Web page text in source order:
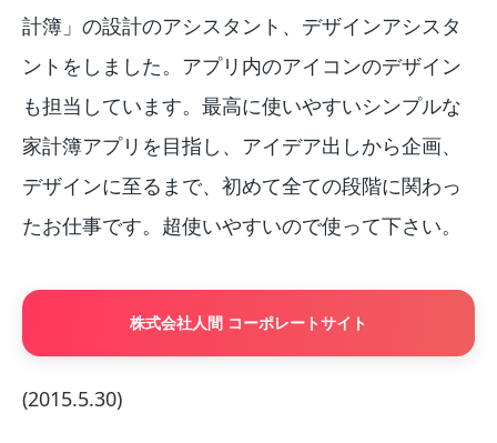
計簿」の設計のアシスタント、デザインアシスタ
ントをしました。アプリ内のアイコンのデザイン
も担当しています。最高に使いやすいシンプルな
家計簿アプリを目指し、アイデア出しから企画、
デザインに至るまで、初めて全ての段階に関わっ
たお仕事です。超使いやすいので使って下さい。
株式会社人間 コーポレートサイト
(2015.5.30)